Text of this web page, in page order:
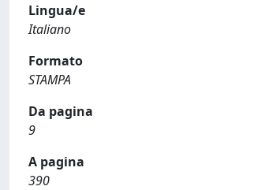
Lingua/e
Italiano
Formato
STAMPA
Da pagina
9
A pagina
390